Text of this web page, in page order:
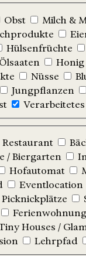
Obst
Milch &
Hülsenfrüchte
Ölsaaten
Honig
Nüsse
Jungpflanzen
Verarbeitetes
Restaurant
/ Biergarten
Hofautomat
Eventlocation
Picknickplätze
Houses /
Lehrpfad